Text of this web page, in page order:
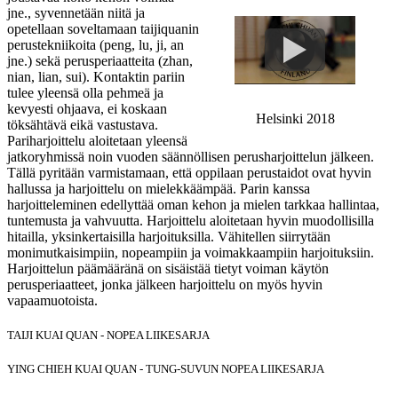
Helsinki 2018
jne., syvennetään niitä ja
opetellaan soveltamaan taijiquanin
perustekniikoita (peng, lu, ji, an
jne.) sekä perusperiaatteita (zhan,
nian, lian, sui). Kontaktin pariin
tulee yleensä olla pehmeä ja
kevyesti ohjaava, ei koskaan
töksähtävä eikä vastustava.
Pariharjoittelu aloitetaan yleensä
jatkoryhmissä noin vuoden säännöllisen perusharjoittelun jälkeen.
Tällä pyritään varmistamaan, että oppilaan perustaidot ovat hyvin
hallussa ja harjoittelu on mielekkäämpää. Parin kanssa
harjoitteleminen edellyttää oman kehon ja mielen tarkkaa hallintaa,
tuntemusta ja vahvuutta. Harjoittelu aloitetaan hyvin muodollisilla
hitailla, yksinkertaisilla harjoituksilla. Vähitellen siirrytään
monimutkaisimpiin, nopeampiin ja voimakkaampiin harjoituksiin.
Harjoittelun päämääränä on sisäistää tietyt voiman käytön
perusperiaatteet, jonka jälkeen harjoittelu on myös hyvin
vapaamuotoista.
TAIJI KUAI QUAN - NOPEA LIIKESARJA
YING CHIEH KUAI QUAN - TUNG-SUVUN NOPEA LIIKESARJA